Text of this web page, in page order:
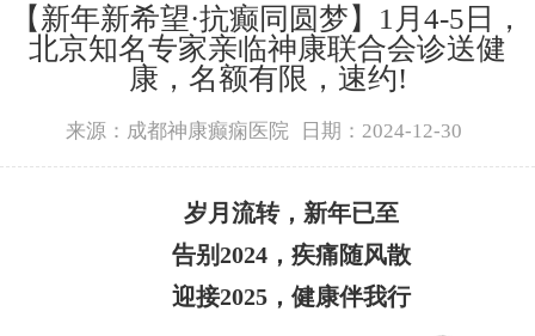
【新年新希望·抗癫同圆梦】1月4-5日，
北京知名专家亲临神康联合会诊送健
康，名额有限，速约!
来源：成都神康癫痫医院 日期：2024-12-30
岁月流转，新年已至
告别2024，疾痛随风散
迎接2025，健康伴我行